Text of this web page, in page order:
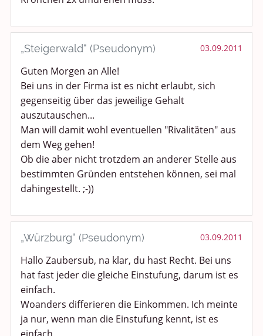
„Steigerwald“ (Pseudonym) 03.09.2011
Guten Morgen an Alle!
Bei uns in der Firma ist es nicht erlaubt, sich
gegenseitig über das jeweilige Gehalt
auszutauschen...
Man will damit wohl eventuellen "Rivalitäten" aus
dem Weg gehen!
Ob die aber nicht trotzdem an anderer Stelle aus
bestimmten Gründen entstehen können, sei mal
dahingestellt. ;-))
„Würzburg“ (Pseudonym) 03.09.2011
Hallo Zaubersub, na klar, du hast Recht. Bei uns
hat fast jeder die gleiche Einstufung, darum ist es
einfach.
Woanders differieren die Einkommen. Ich meinte
ja nur, wenn man die Einstufung kennt, ist es